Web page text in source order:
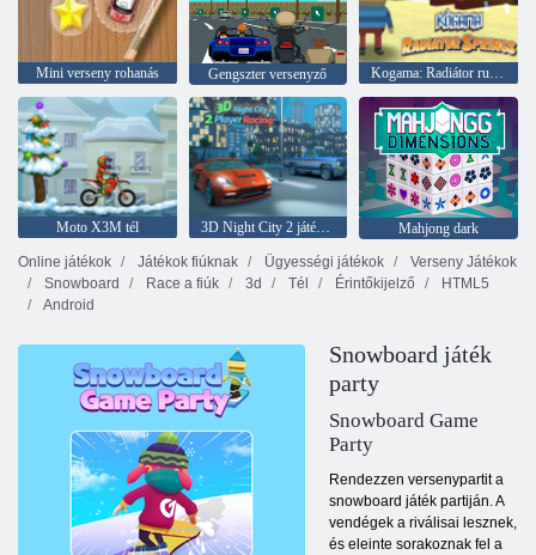
Mini verseny rohanás Gengszter versenyző Kogama: Radiátor rugók
Moto X3M tél 3D Night City 2 játékos versenyzés
Mahjong dark
Online játékok
Játékok fiúknak Ügyességi játékok
Verseny Játékok
Snowboard
Race a fiúk 3d Tél Érintőkijelző
HTML5
Android
Snowboard játék
party
Snowboard Game
Party
Rendezzen versenypartit a
snowboard játék partiján. A
vendégek a riválisai lesznek,
és eleinte sorakoznak fel a